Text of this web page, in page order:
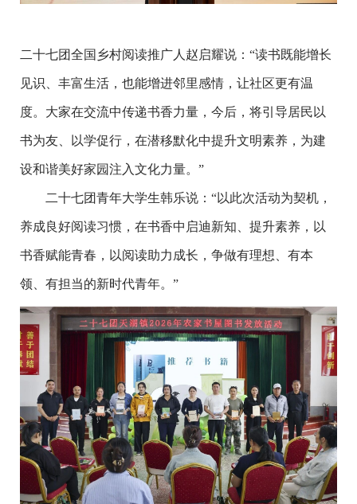
二十七团全国乡村阅读推广人赵启耀说：“读书既能增长
见识、丰富生活，也能增进邻里感情，让社区更有温
度。大家在交流中传递书香力量，今后，将引导居民以
书为友、以学促行，在潜移默化中提升文明素养，为建
设和谐美好家园注入文化力量。”
二十七团青年大学生韩乐说：“以此次活动为契机，
养成良好阅读习惯，在书香中启迪新知、提升素养，以
书香赋能青春，以阅读助力成长，争做有理想、有本
领、有担当的新时代青年。”